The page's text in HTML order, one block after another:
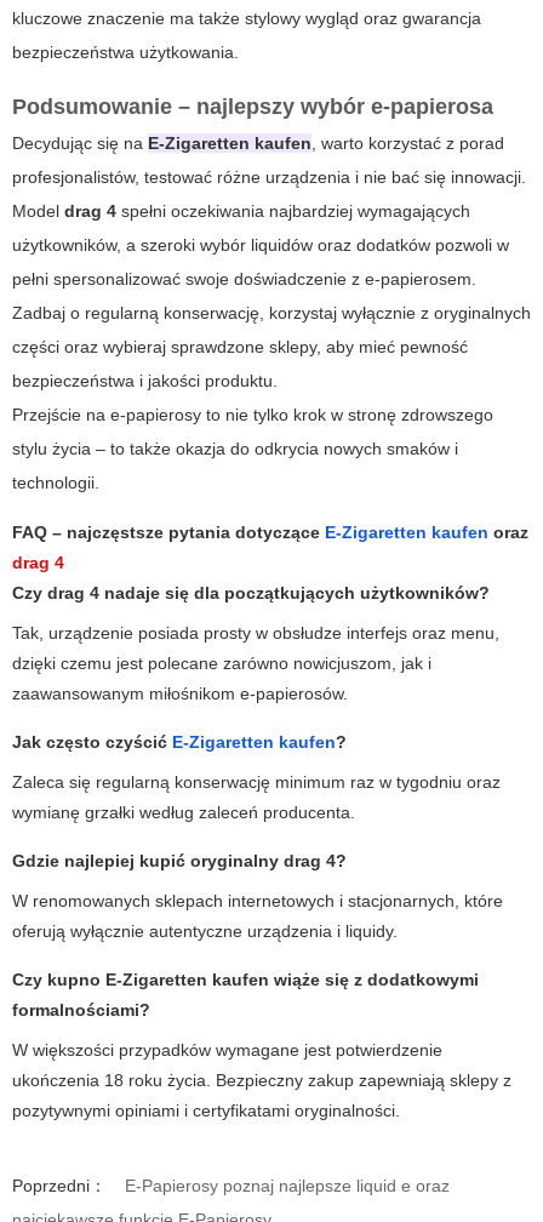
kluczowe znaczenie ma także stylowy wygląd oraz gwarancja
bezpieczeństwa użytkowania.
Podsumowanie – najlepszy wybór e-papierosa
Decydując się na E-Zigaretten kaufen , warto korzystać z porad
profesjonalistów, testować różne urządzenia i nie bać się innowacji.
Model drag 4 spełni oczekiwania najbardziej wymagających
użytkowników, a szeroki wybór liquidów oraz dodatków pozwoli w
pełni spersonalizować swoje doświadczenie z e-papierosem.
Zadbaj o regularną konserwację, korzystaj wyłącznie z oryginalnych
części oraz wybieraj sprawdzone sklepy, aby mieć pewność
bezpieczeństwa i jakości produktu.
Przejście na e-papierosy to nie tylko krok w stronę zdrowszego
stylu życia – to także okazja do odkrycia nowych smaków i
technologii.
FAQ – najczęstsze pytania dotyczące E-Zigaretten kaufen oraz
drag 4
Czy drag 4 nadaje się dla początkujących użytkowników?
Tak, urządzenie posiada prosty w obsłudze interfejs oraz menu,
dzięki czemu jest polecane zarówno nowicjuszom, jak i
zaawansowanym miłośnikom e-papierosów.
Jak często czyścić E-Zigaretten kaufen?
Zaleca się regularną konserwację minimum raz w tygodniu oraz
wymianę grzałki według zaleceń producenta.
Gdzie najlepiej kupić oryginalny drag 4?
W renomowanych sklepach internetowych i stacjonarnych, które
oferują wyłącznie autentyczne urządzenia i liquidy.
Czy kupno E-Zigaretten kaufen wiąże się z dodatkowymi
formalnościami?
W większości przypadków wymagane jest potwierdzenie
ukończenia 18 roku życia. Bezpieczny zakup zapewniają sklepy z
pozytywnymi opiniami i certyfikatami oryginalności.
Poprzedni：
E-Papierosy poznaj najlepsze liquid e oraz